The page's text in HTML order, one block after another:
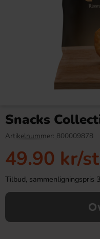
Köp
Snacks
Artikelnummer: 800009878
49.90 kr/
Tilbud, sammenligningspris